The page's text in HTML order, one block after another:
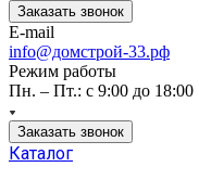
Заказать звонок
E-mail
info@домстрой-33.рф
Режим работы
Пн. – Пт.: с 9:00 до 18:00
Заказать звонок
Каталог